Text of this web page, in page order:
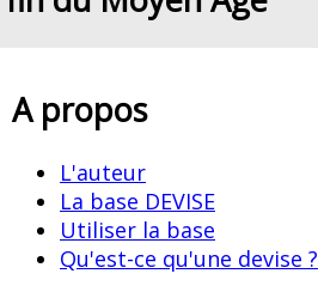
A propos
L'auteur
La base DEVISE
Utiliser la base
Qu'est-ce qu'une devise ?